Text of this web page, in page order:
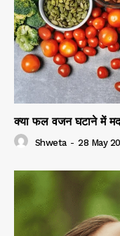
क्या फल वजन घटाने में
Shweta - 28 May